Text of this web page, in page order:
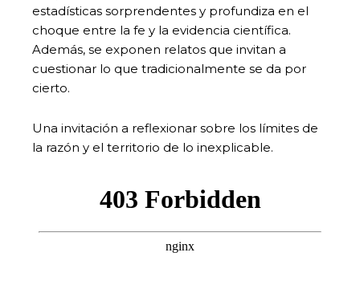
estadísticas sorprendentes y profundiza en el
choque entre la fe y la evidencia científica.
Además, se exponen relatos que invitan a
cuestionar lo que tradicionalmente se da por
cierto.
Una invitación a reflexionar sobre los límites de
la razón y el territorio de lo inexplicable.